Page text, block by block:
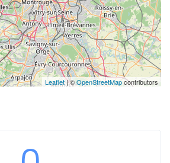
Leaflet| ©OpenStreetMapcontributors